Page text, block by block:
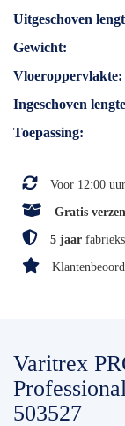
Uitgeschoven
Gewicht
Vloeroppervlakte
Ingeschoven lengte
Toepassing
Voor 12:00
Gratis
5 jaar
Varitrex
503527